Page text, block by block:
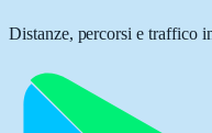
Distanze, percorsi e traffico